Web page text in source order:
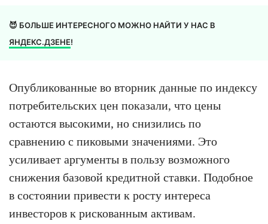
😈 БОЛЬШЕ ИНТЕРЕСНОГО МОЖНО НАЙТИ У НАС В
ЯНДЕКС.ДЗЕНЕ!
Опубликованные во вторник данные по индексу
потребительских цен показали, что цены
остаются высокими, но снизились по
сравнению с пиковыми значениями. Это
усиливает аргументы в пользу возможного
снижения базовой кредитной ставки. Подобное
в состоянии привести к росту интереса
инвесторов к рискованным активам.